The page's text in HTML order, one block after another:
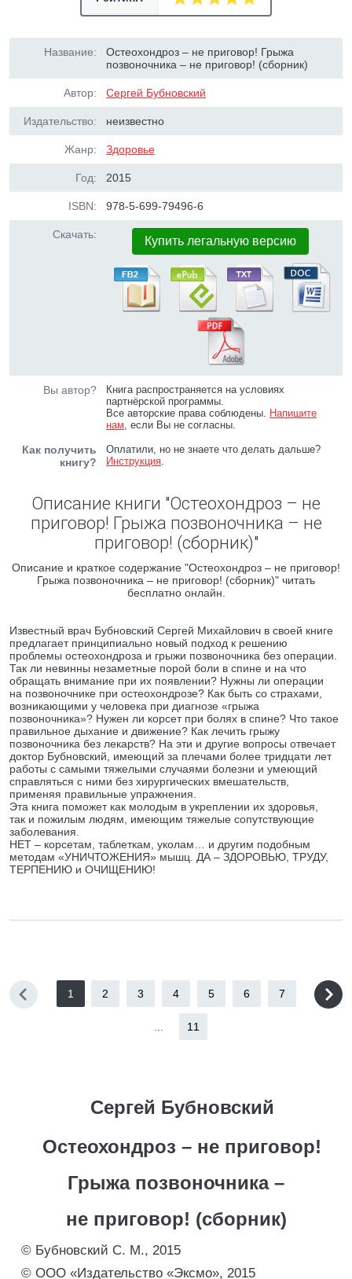
Название:
Остеохондроз – не приговор! Грыжа
позвоночника – не приговор! (сборник)
Автор: Сергей Бубновский
Издательство: неизвестно
Жанр: Здоровье
Год: 2015
ISBN: 978-5-699-79496-6
Скачать: Купить легальную версию
Вы автор?
Книга распространяется на условиях
партнёрской программы.
Все авторские права соблюдены. Напишите
нам, если Вы не согласны.
Как получить
книгу?
Оплатили, но не знаете что делать дальше?
Инструкция.
Описание книги "Остеохондроз – не
приговор! Грыжа позвоночника – не
приговор! (сборник)"
Описание и краткое содержание "Остеохондроз – не приговор!
Грыжа позвоночника – не приговор! (сборник)" читать
бесплатно онлайн.
Известный врач Бубновский Сергей Михайлович в своей книге
предлагает принципиально новый подход к решению
проблемы остеохондроза и грыжи позвоночника без операции.
Так ли невинны незаметные порой боли в спине и на что
обращать внимание при их появлении? Нужны ли операции
на позвоночнике при остеохондрозе? Как быть со страхами,
возникающими у человека при диагнозе «грыжа
позвоночника»? Нужен ли корсет при болях в спине? Что такое
правильное дыхание и движение? Как лечить грыжу
позвоночника без лекарств? На эти и другие вопросы отвечает
доктор Бубновский, имеющий за плечами более тридцати лет
работы с самыми тяжелыми случаями болезни и умеющий
справляться с ними без хирургических вмешательств,
применяя правильные упражнения.
Эта книга поможет как молодым в укреплении их здоровья,
так и пожилым людям, имеющим тяжелые сопутствующие
заболевания.
НЕТ – корсетам, таблеткам, уколам… и другим подобным
методам «УНИЧТОЖЕНИЯ» мышц. ДА – ЗДОРОВЬЮ, ТРУДУ,
ТЕРПЕНИЮ и ОЧИЩЕНИЮ!
1 2 3 4 5 6 7
11
Сергей Бубновский
Остеохондроз – не приговор!
Грыжа позвоночника –
не приговор! (сборник)
© Бубновский С. М., 2015
© ООО «Издательство «Эксмо», 2015